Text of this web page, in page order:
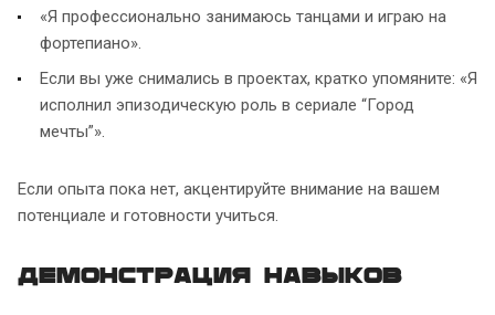
«Я профессионально занимаюсь танцами и играю на
фортепиано».
Если вы уже снимались в проектах, кратко упомяните: «Я
исполнил эпизодическую роль в сериале “Город
мечты”».
Если опыта пока нет, акцентируйте внимание на вашем
потенциале и готовности учиться.
Демонстрация навыков